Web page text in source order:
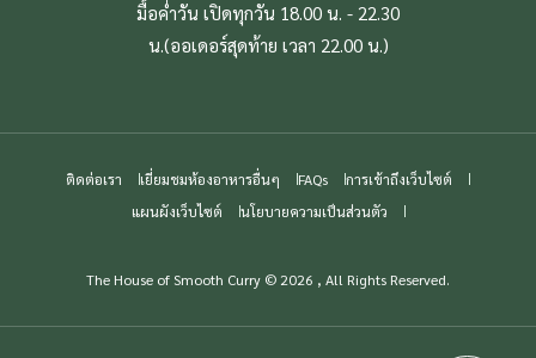
มื้อค่ำวัน เปิดทุกวัน 18.00 น. - 22.30
น.(ออเดอร์สุดท้าย เวลา 22.00 น.)
ติดต่อเรา เยี่ยมชมห้องอาหารอื่นๆ FAQs
การเข้าถึงเว็บไซต์
แผนผังเว็บไซต์
นโยบายความเป็นส่วนตัว
The House of Smooth Curry © 2026 , All Rights Reserved.